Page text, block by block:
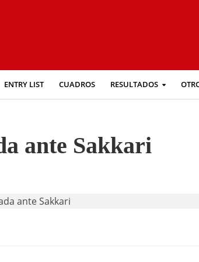
ENTRY LIST CUADROS RESULTADOS
ante Sakkari